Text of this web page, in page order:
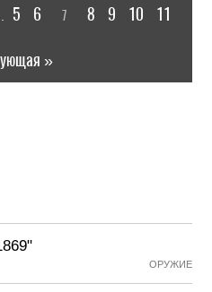
5 6 7 8 9 10 11
»
ОРУЖИЕ